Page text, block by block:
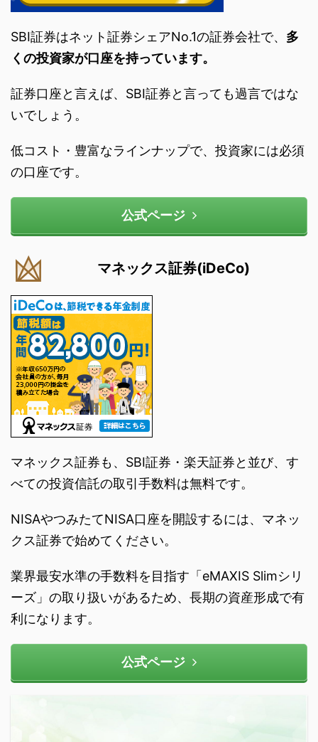
SBI証券はネット証券シェアNo.1の証券会社で、 多
くの投資家が口座を持っています。
証券口座と言えば、SBI証券と言っても過言ではな
いでしょう。
低コスト・豊富なラインナップで、投資家には必須
の口座です。
公式ページ
マネックス証券(iDeCo)
マネックス証券も、SBI証券・楽天証券と並び、す
べての投資信託の取引手数料は無料です。
NISAやつみたてNISA口座を開設するには、マネッ
クス証券で始めてください。
業界最安水準の手数料を目指す「eMAXIS Slimシリ
ーズ」の取り扱いがあるため、長期の資産形成で有
利になります。
公式ページ